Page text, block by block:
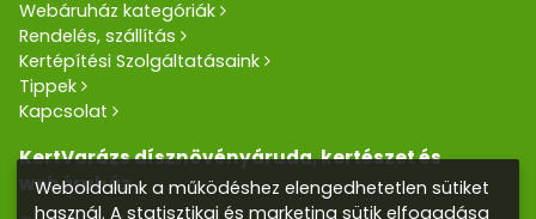
Webáruház kategóriák
Rendelés, szállítás
Kertépítési Szolgáltatásaink
Tippek
Kapcsolat
KertVarázs dísznövényáruda, kertészet és
webáruház
Weboldalunk a működéshez elengedhetetlen sütiket
használ. A statisztikai és marketing sütik elfogadása